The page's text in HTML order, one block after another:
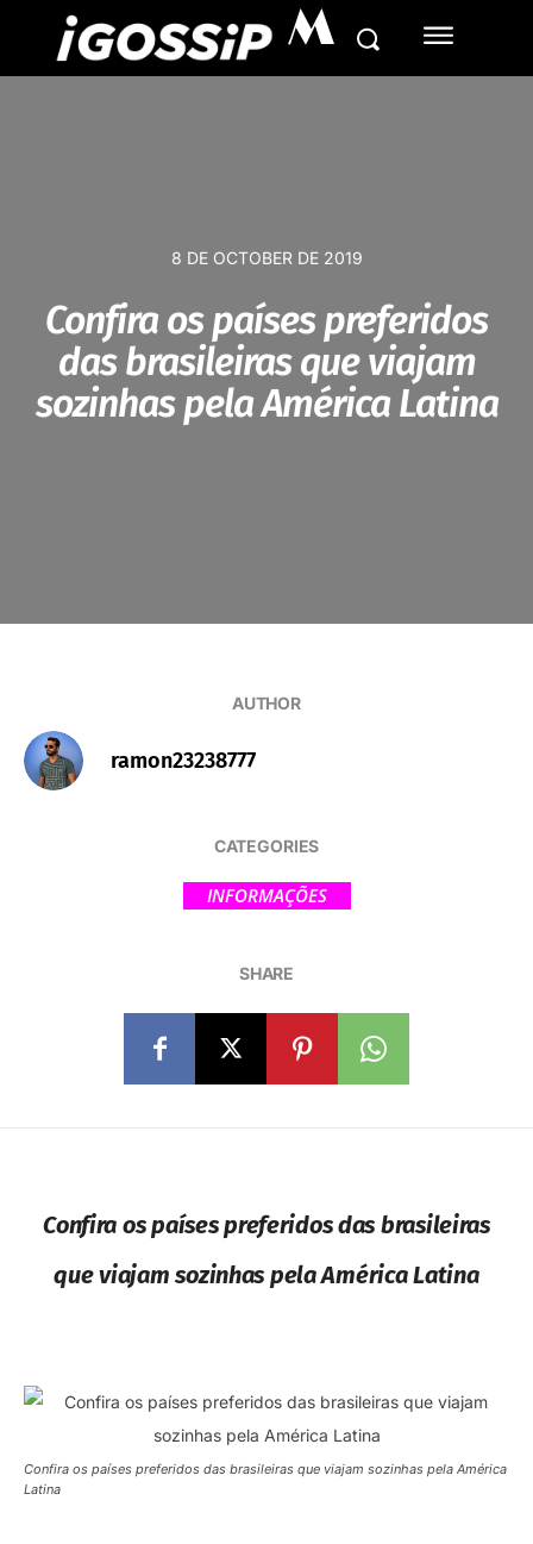
M
8 DE OCTOBER DE 2019
Confira os países preferidos
das brasileiras que viajam
sozinhas pela América Latina
AUTHOR
ramon23238777
CATEGORIES
INFORMAÇÕES
SHARE
Confira os países preferidos das brasileiras
que viajam sozinhas pela América Latina
Confira os países preferidos das brasileiras que viajam sozinhas pela América
Latina